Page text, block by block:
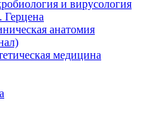
и вирусология
анатомия
медицина